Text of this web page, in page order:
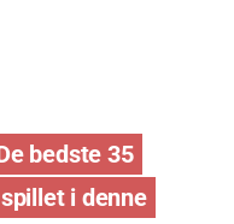
bedste 35
i denne